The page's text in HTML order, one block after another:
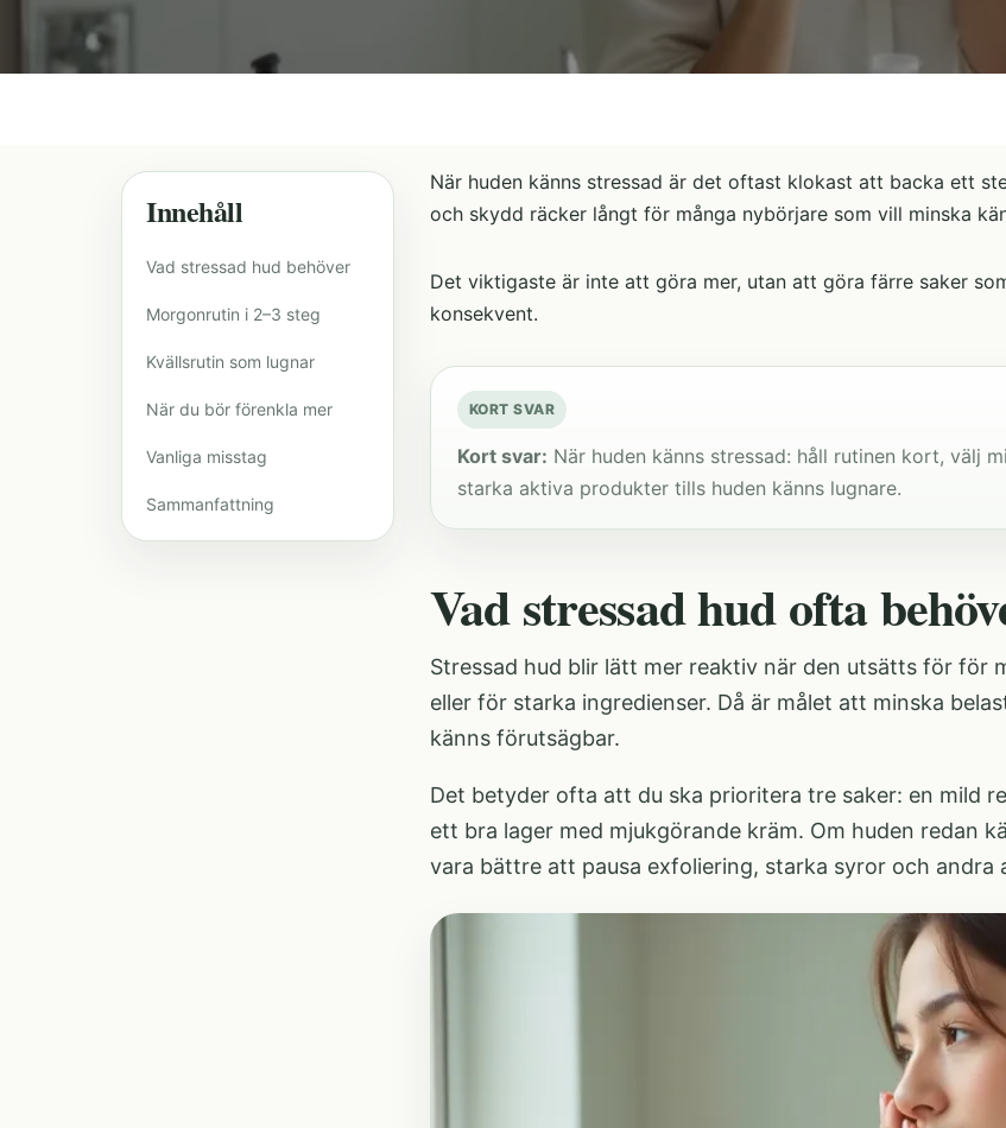
Innehåll
Vad stressad hud behöver
Morgonrutin i 2–3 steg
Kvällsrutin som lugnar
När du bör förenkla mer
Vanliga misstag
Sammanfattning
När huden känns stressad är det oftast klokast att backa ett
och skydd räcker långt för många nybörjare som vill minska
Det viktigaste är inte att göra mer, utan att göra färre saker
konsekvent.
KORT SVAR
Kort svar: När huden känns stressad: håll rutinen kort, välj
starka aktiva produkter tills huden känns lugnare.
Vad stressad hud ofta
Stressad hud blir lätt mer reaktiv när den utsätts för för
eller för starka ingredienser. Då är målet att minska
känns förutsägbar.
Det betyder ofta att du ska prioritera tre saker: en mild
ett bra lager med mjukgörande kräm. Om huden redan
vara bättre att pausa exfoliering, starka syror och andra